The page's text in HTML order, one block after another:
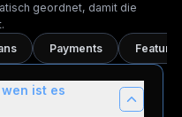
geordnet, damit die
Payments
wen ist es